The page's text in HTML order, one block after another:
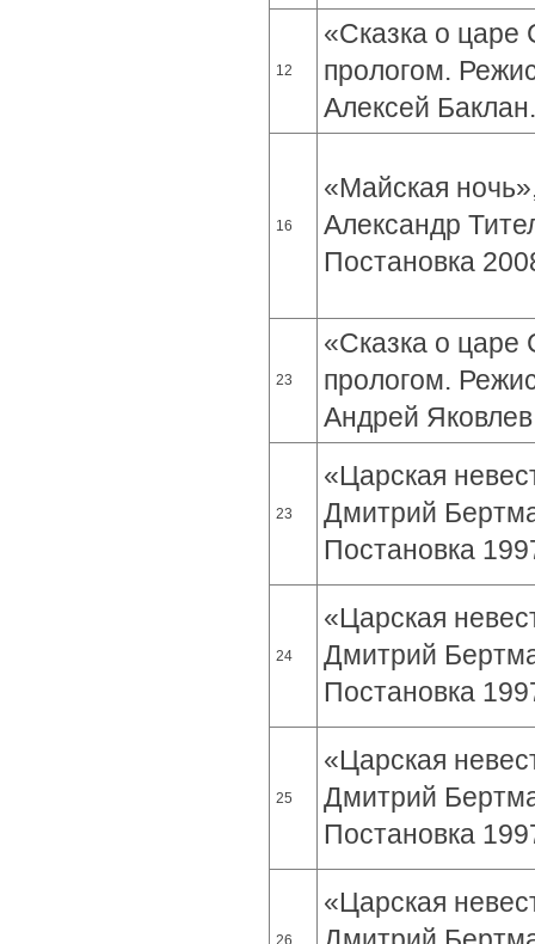
12
«Сказка о царе
прологом.
Алексей
16
«Майская
Александр
Постановка
23
«Сказка о царе
прологом.
Андрей
23
«Царская
Дмитрий
Постановка
24
«Царская
Дмитрий
Постановка
25
«Царская
Дмитрий
Постановка
26
«Царская